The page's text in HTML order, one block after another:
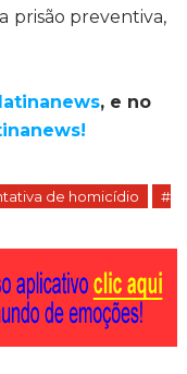
prisão preventiva,
, e no
de homicídio
#